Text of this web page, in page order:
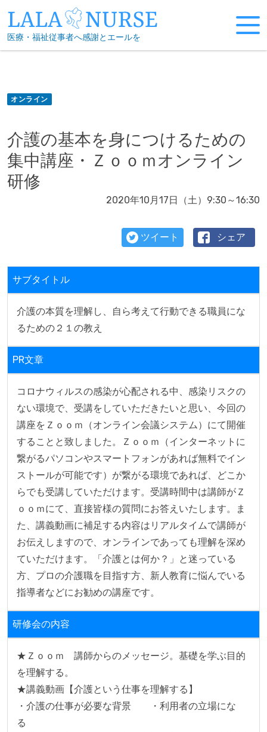
to
content
医療・福祉従事者へ感謝とエールを
オンライン
介護の基本を身につけるための
集中講座・Ｚｏｏｍオンライン
研修
2020年10月17日（土）9:30～16:30
ツイート シェア
サブタイトル
介護の本質を理解し、自ら考えて行動できる職員にな
るための２１の教え
PR文章
コロナウィルスの感染が心配される中、感染リスクの
ない環境で、受講をしていただきたいと思い、今回の
講座をＺｏｏｍ（オンライン会議システム）にて開催
することと致しました。Ｚｏｏｍ（インターネットに
繋がるパソコンやスマートフォンがあれば無料でイン
ストールが可能です）が繋がる環境であれば、どこか
らでも受講していただけます。受講時間中は講師がＺ
ｏｏｍにて、直接皆様の質問にお答えいたします。ま
た、講義動画に補足する内容はリアルタイムで講師が
お伝えしますので、オンラインであっても理解を深め
ていただけます。「介護とは何か？」と迷っている
方、プロの介護職を目指す方、新人教育に悩んでいる
指導者などにお勧めの講座です。
研修会の内容
★Ｚｏｏｍ　講師からのメッセージ。基礎を学ぶ目的
を理解する。
★講義動画【介護という仕事を理解する】
・介護の仕事が必要な背景　　・利用者の立場にな
る